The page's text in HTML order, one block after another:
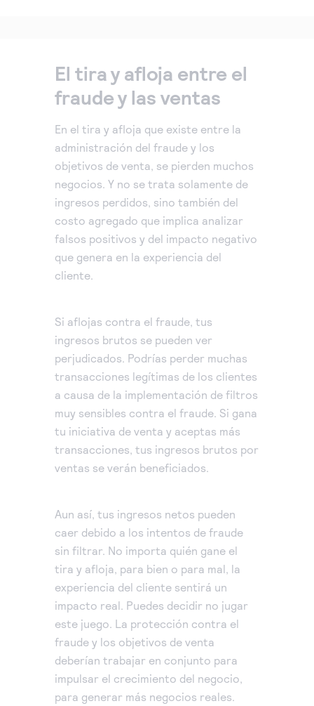
El tira y afloja entre el
fraude y las ventas
En el tira y afloja que existe entre la
administración del fraude y los
objetivos de venta, se pierden muchos
negocios. Y no se trata solamente de
ingresos perdidos, sino también del
costo agregado que implica analizar
falsos positivos y del impacto negativo
que genera en la experiencia del
cliente.
Si aflojas contra el fraude, tus
ingresos brutos se pueden ver
perjudicados. Podrías perder muchas
transacciones legítimas de los clientes
a causa de la implementación de filtros
muy sensibles contra el fraude. Si gana
tu iniciativa de venta y aceptas más
transacciones, tus ingresos brutos por
ventas se verán beneficiados.
Aun así, tus ingresos netos pueden
caer debido a los intentos de fraude
sin filtrar. No importa quién gane el
tira y afloja, para bien o para mal, la
experiencia del cliente sentirá un
impacto real. Puedes decidir no jugar
este juego. La protección contra el
fraude y los objetivos de venta
deberían trabajar en conjunto para
impulsar el crecimiento del negocio,
para generar más negocios reales.